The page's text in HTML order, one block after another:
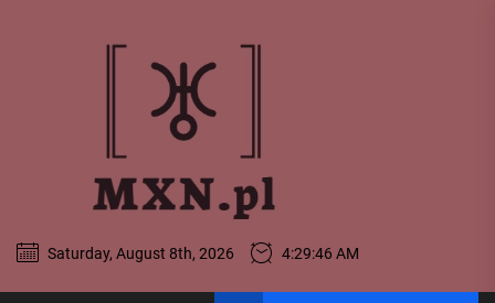
MXN - Portal
Saturday, August 8th, 2026 4:29:47 AM